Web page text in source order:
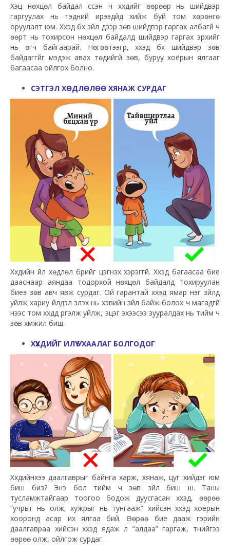
Хэцүү нөхцөл байдал үүссэн ч хүүхдийг өөрөөр нь шийдвэр
гаргуулах нь тэдний ирээдүйд хийж буй том хөрөнгө
оруулалт юм. Хүүхэд бүх зүйл дээр зөв шийдвэр гаргах албагүй ч
өөрт нь тохирсон нөхцөл байдалд шийдвэр гаргах эрхийг
нь өгч байгаарай. Нөгөөтээгүүр, хүүхэд бүх шийдвэр зөв
байдаггүйг мэдэж авах төдийгүй зөв, буруу хоёрын ялгааг
багаасаа ойлгох болно.
СЭТГЭЛ ХӨДЛӨЛӨӨ ХЯНАЖ СУРДАГ
Хүүхдийн үйл хөдлөл бүрийг цэгнэх хэрэггүй. Хүүхэд багаасаа бие
дааснаар аяндаа тодорхой нөхцөл байдалд тохируулан
биеэ зөв авч явж сурдаг. Ой гарантай хүүхэд ямар нэг зүйлд
уйлж хариу үйлдэл үзүүлэх нь хэвийн зүйл байж болох ч магадгүй
үүнээс том хүүхдүүд үргэлж уйлж, эцэг эхээсээ зууралдах нь тийм ч
зөв хүмүүжил биш.
ХҮҮХДИЙГ ИЛҮҮ УХААЛАГ БОЛГОДОГ
Хүүхдийнхээ даалгаврыг байнга харж, хянаж, цуг хийдэг юм
биш биз? Энэ бол тийм ч зөв зүйл биш шүү. Таны
тусламжтайгаар тоогоо бодож дуусгасан хүүхэд, өөрөө
“учрыг нь олж, хужрыг нь тунгааж” хийсэн хүүхэд хоёрын
хооронд асар их ялгаа бий. Өөрөө бие дааж гэрийн
даалгавраа хийсэн хүүхэд ядаж л “алдаа” гаргаж, түүнийгээ
өөрөө олж, ойлгож сурдаг.